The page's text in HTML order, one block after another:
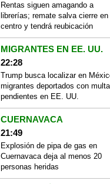
Rentas siguen amagando a
librerías; remate salva cierre en
centro y tendrá reubicación
MIGRANTES EN EE. UU.
22:28
Trump busca localizar en
migrantes deportados con
pendientes en EE. UU.
CUERNAVACA
21:49
Explosión de pipa de gas en
Cuernavaca deja al menos 20
personas heridas